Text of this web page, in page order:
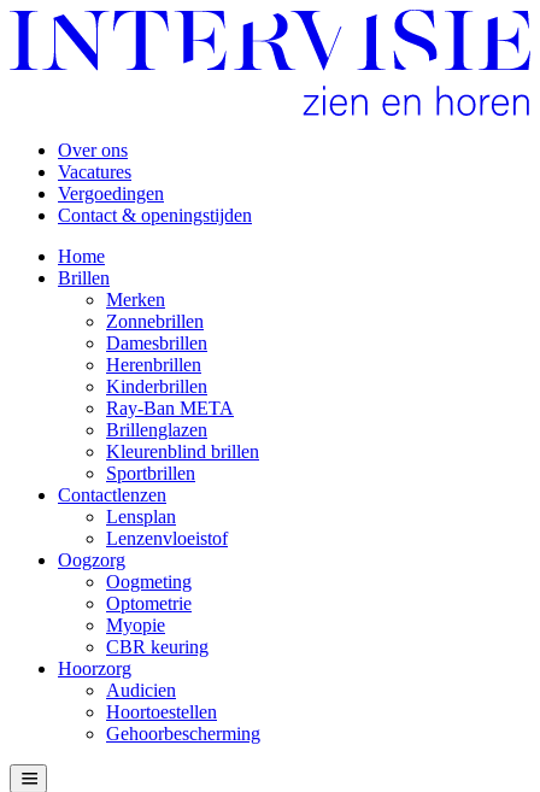
Over ons
Vacatures
Vergoedingen
Contact & openingstijden
Home
Brillen
Merken
Zonnebrillen
Damesbrillen
Herenbrillen
Kinderbrillen
Ray-Ban META
Brillenglazen
Kleurenblind brillen
Sportbrillen
Contactlenzen
Lensplan
Lenzenvloeistof
Oogzorg
Oogmeting
Optometrie
Myopie
CBR keuring
Hoorzorg
Audicien
Hoortoestellen
Gehoorbescherming